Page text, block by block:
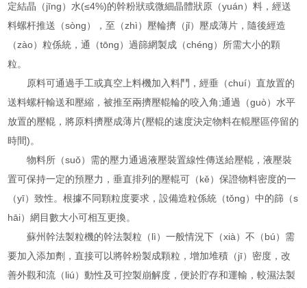
定結晶（jīng）水(≤4%)的幹粉狀或微細晶體狀原（yuán）料，經送
料螺杆推送（sòng），至（zhì）壓輪擠（jǐ）壓成薄片，隨後經造
（zào）粒係統，通（tōng）過篩網製成（chéng）所需大小的顆
粒。
原料可通過手工或真空上料機加入料鬥，經垂（chuí）直放置的
送料螺杆輸送和壓縮，被推至兩擠壓輥輪的咬入角;通過（guò）水平
放置的壓輥，將原料擠壓成薄片(壓輥的速度決定物料在輥壓區停留的
時間)。
物料所（suǒ）需的壓力通過液壓裝置線性傳送給壓輥，液壓裝
置可保持一定的預壓力，垂直排列的壓輥可（kě）保證物料密度的一
（yī）致性。根據不同顆粒度要求，設備造粒係統（tǒng）中的篩（s
hāi）網目數大小可相互更換。
蘇州幹法製粒機的幹法製粒（lì）一般情況下（xià）不（bú）需
要加入添加劑，直接可以將幹粉製成顆粒，增加堆積（jī）密度，改
善外觀和流（liú）動性及可控製崩解度，便於貯存和運輸，較濕法製